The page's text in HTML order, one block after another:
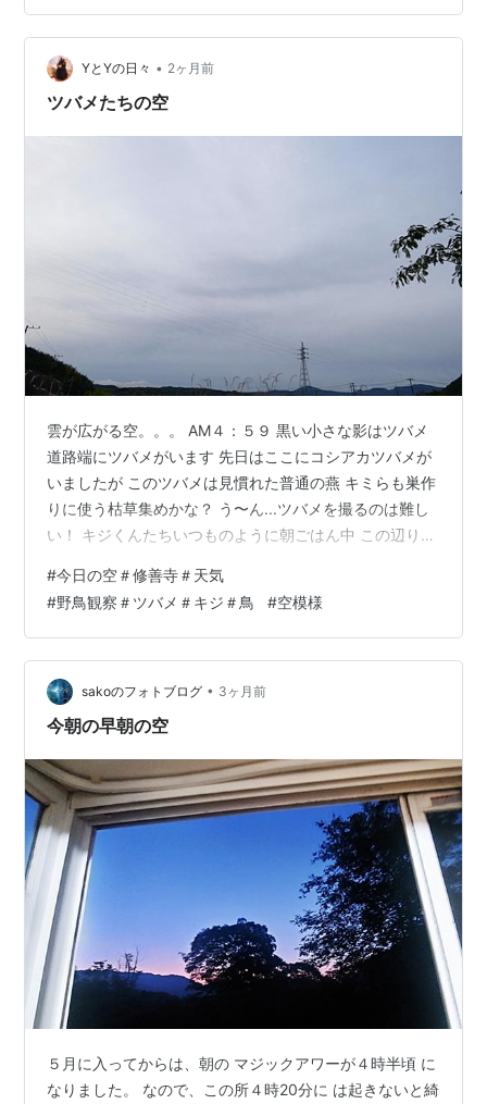
ありません・・・ そして、昨日は一日良く晴れ ていた事
もあり、日中もステ キな空模様が見られたのです よ😄
ここ数日は、晴れた朝の放射 冷却か、結構寒くて昼過ぎ
ま …
YとYの日々 • 2ヶ月前
ツバメたちの空
雲が広がる空。。。 AM４：５９ 黒い小さな影はツバメ
道路端にツバメがいます 先日はここにコシアカツバメが
いましたが このツバメは見慣れた普通の燕 キミらも巣作
りに使う枯草集めかな？ う〜ん...ツバメを撮るのは難し
い！ キジくんたちいつものように朝ごはん中 この辺り、
の間から青い空が覗いています。。。 ランキング参加中
gooからきました ランキング参加中野鳥観察 ランキング
参加中写真・カメラ ランキング参加中鳥が好きな人たち
#今日の空＃修善寺＃天気
#野鳥観察＃ツバメ＃キジ＃鳥 #空模様
sakoのフォトブログ • 3ヶ月前
今朝の早朝の空
５月に入ってからは、朝の マジックアワーが４時半頃 に
なりました。 なので、この所４時20分に は起きないと綺